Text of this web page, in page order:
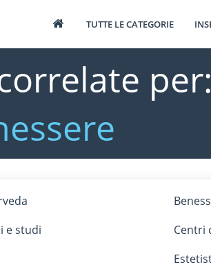
TUTTE LE CATEGORIE
per:
e studi
Centri